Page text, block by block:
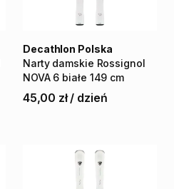
Narty damskie Rossignol
NOVA 6 białe 149 cm
Decathlon Polska
45,00 zł / dzień